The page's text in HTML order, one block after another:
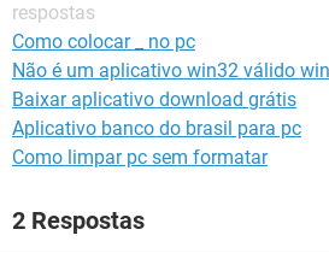
respostas
Como colocar _ no pc
Não é um aplicativo win32 válido
Baixar aplicativo download grátis
Aplicativo banco do brasil para pc
Como limpar pc sem formatar
2 Respostas